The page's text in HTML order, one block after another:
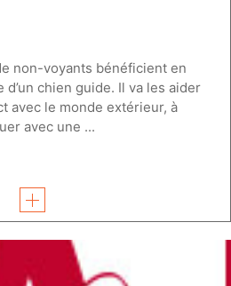
non-voyants bénéficient en
d’un chien guide. Il va les aider
avec le monde extérieur, à
avec une ...